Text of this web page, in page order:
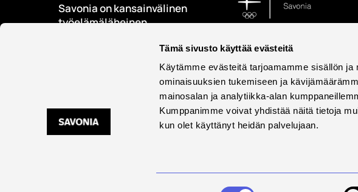
Tämä sivusto käyttää evästeitä
Käytämme evästeitä tarjoamamme sisällön
ominaisuuksien tukemiseen ja
mainosalan ja analytiikka-alan
Kumppanimme voivat yhdistää näitä tietoja
kun olet käyttänyt heidän palvelujaan.
Savonia on kansainvälinen
työelämäläheinen
kouluttaa, tutkii, kehittää